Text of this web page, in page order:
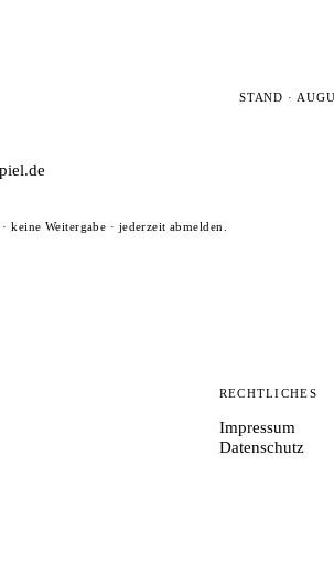
STAND ·
keine Weitergabe · jederzeit abmelden.
RECHTLICHES
Impressum
Datenschutz